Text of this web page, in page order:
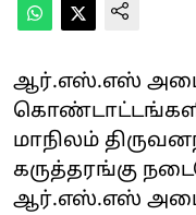
ஆர்.எஸ்.எஸ்
மாநிலம்
கருத்தரங்கு
ஆர்.எஸ்.எஸ்